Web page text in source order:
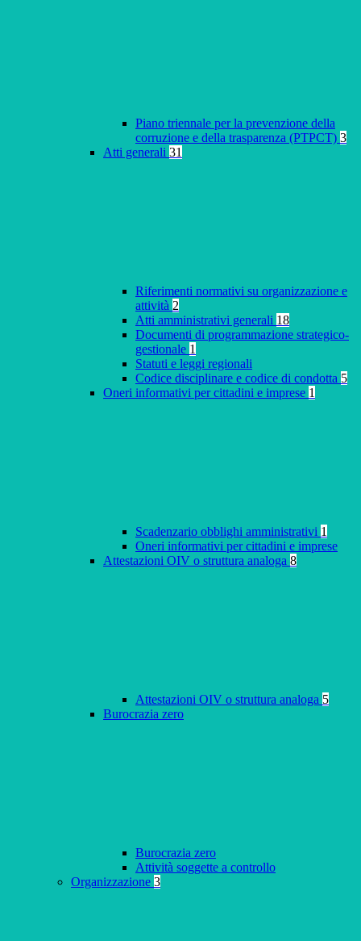
Piano triennale per la prevenzione della
corruzione e della trasparenza (PTPCT) 3
Atti generali 31
Riferimenti normativi su organizzazione e
attività 2
Atti amministrativi generali 18
Documenti di programmazione strategico-
gestionale 1
Statuti e leggi regionali
Codice disciplinare e codice di condotta 5
Oneri informativi per cittadini e imprese 1
Scadenzario obblighi amministrativi 1
Oneri informativi per cittadini e imprese
Attestazioni OIV o struttura analoga 8
Attestazioni OIV o struttura analoga 5
Burocrazia zero
Burocrazia zero
Attività soggette a controllo
Organizzazione 3